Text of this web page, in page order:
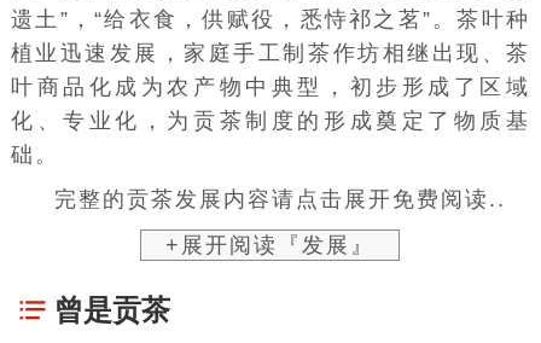
遗土”，“给衣食，供 赋役 ，悉恃祁之茗”。茶叶种
植业迅速发展，家庭手工制茶作坊相继出现、茶
叶商品化成为农产物中典型，初步形成了区域
化、专业化，为贡茶制度的形成奠定了物质基
础。
完整的贡茶发展内容请点击展开免费阅读..
+展开阅读『发展』
曾是贡茶